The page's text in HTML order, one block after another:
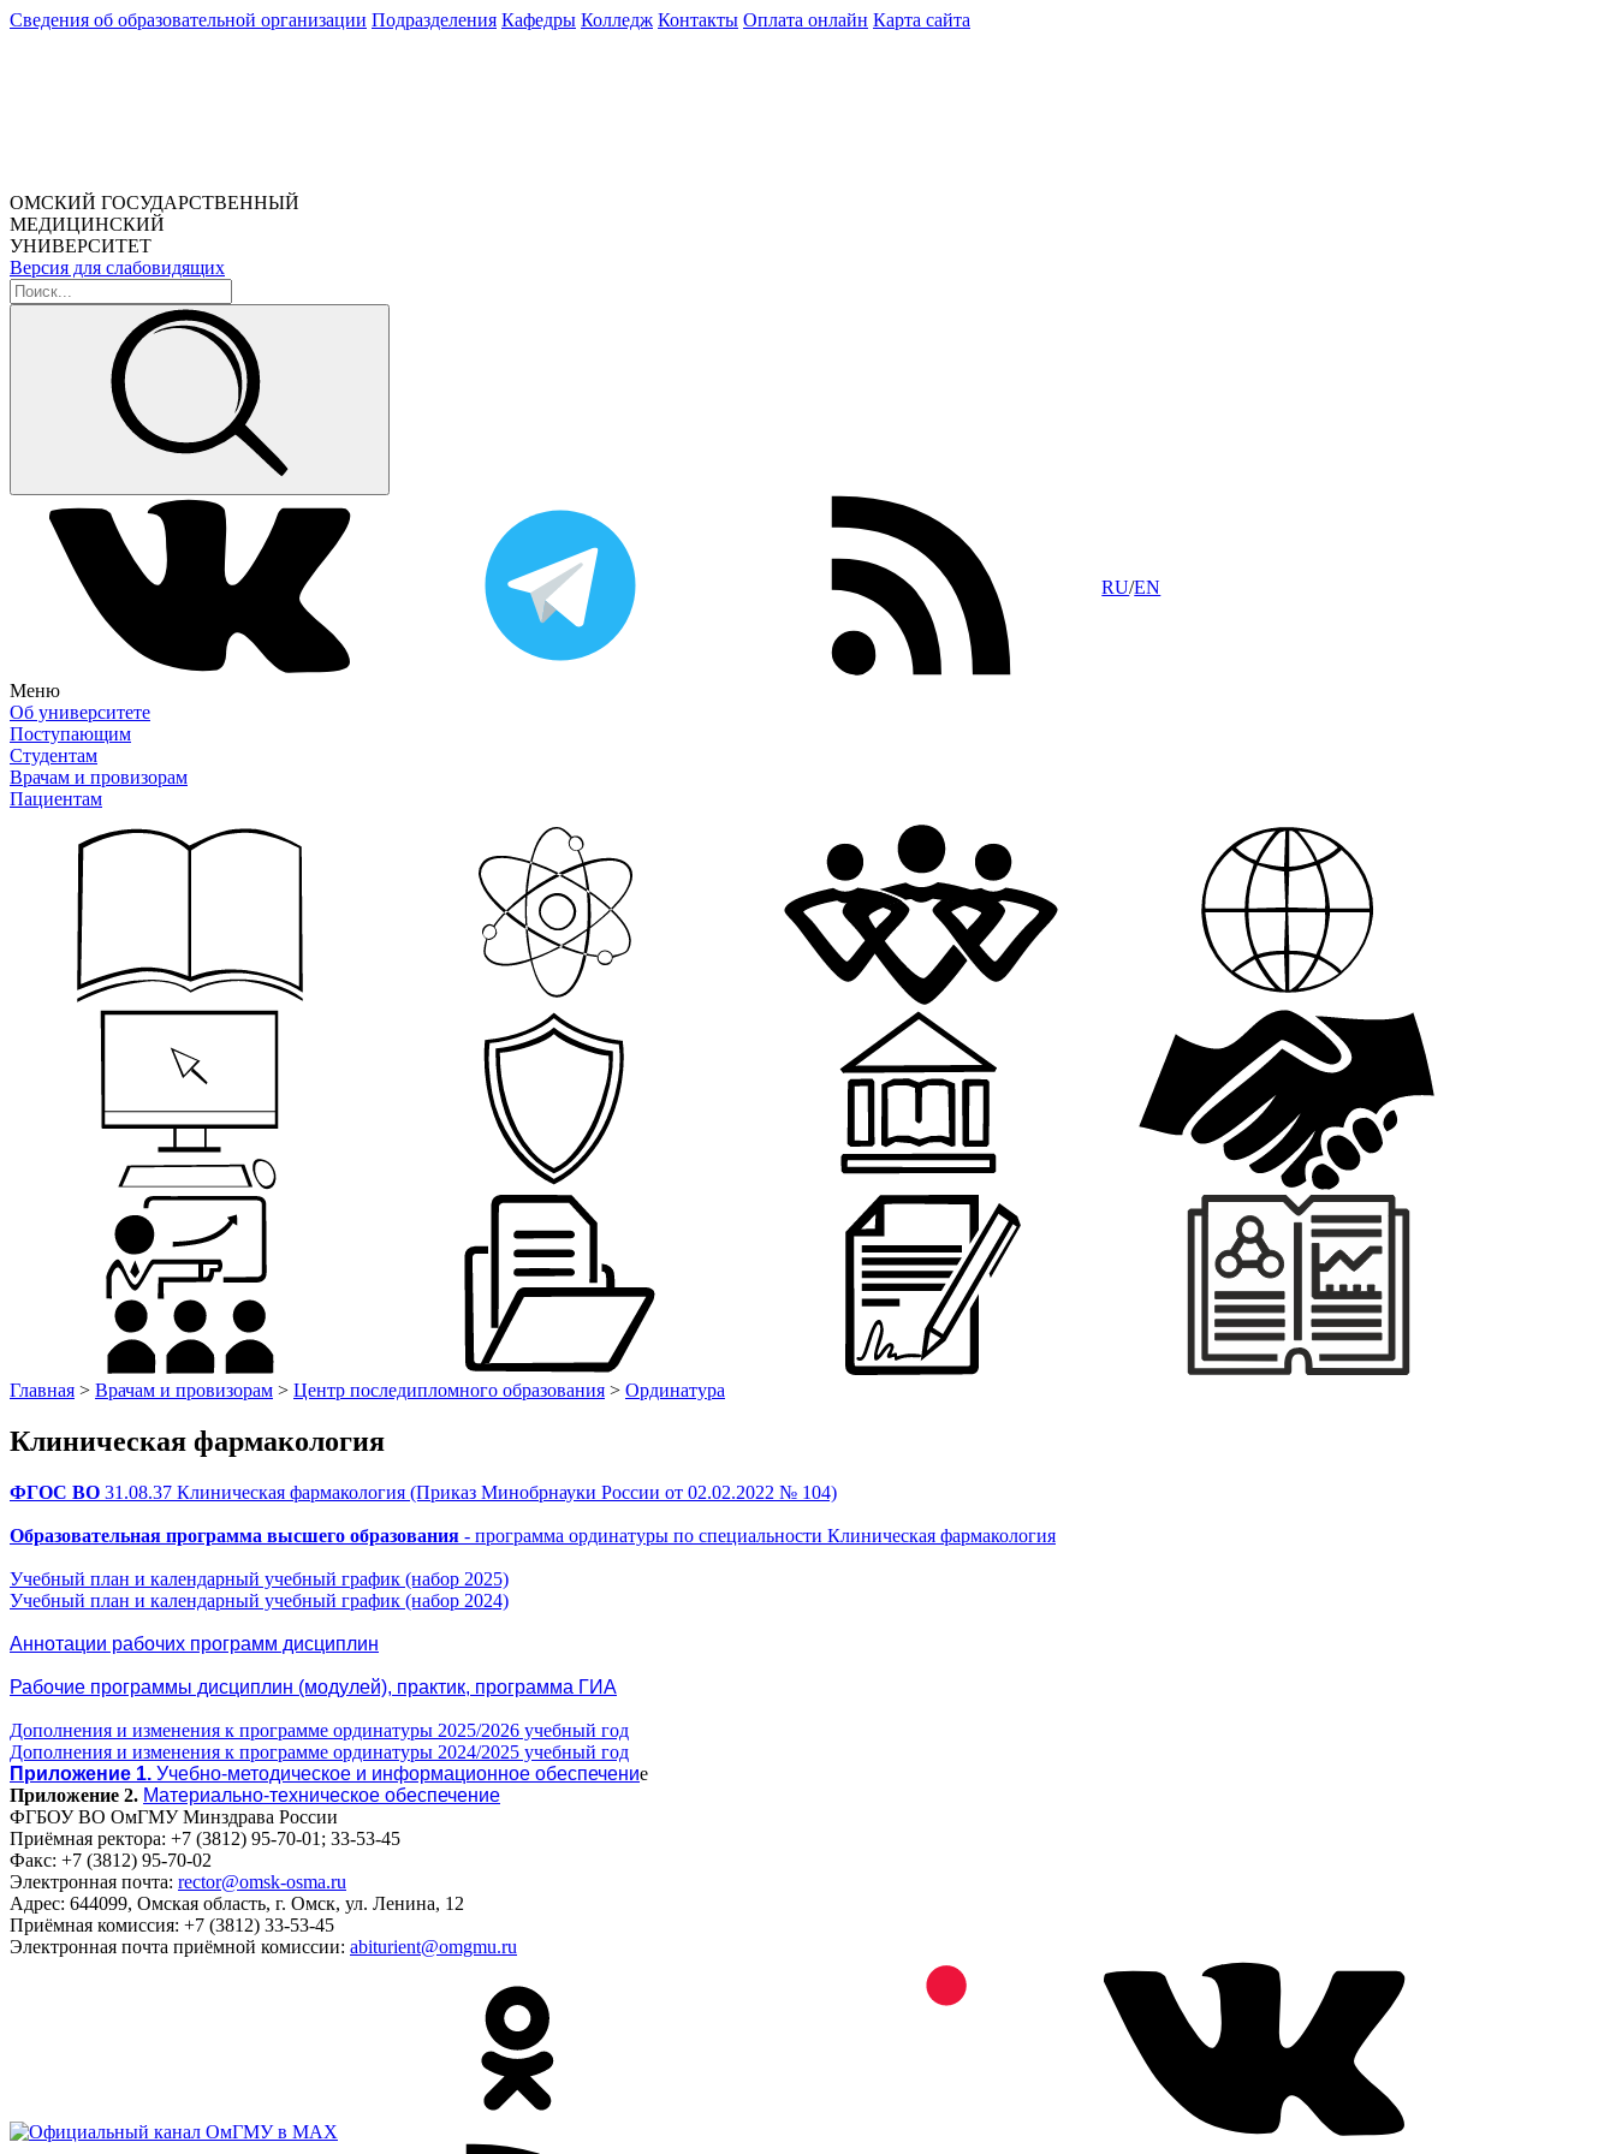
Сведения об образовательной организации Подразделения Кафедры Колледж Контакты Оплата онлайн Карта сайта
ОМСКИЙ ГОСУДАРСТВЕННЫЙ
МЕДИЦИНСКИЙ
УНИВЕРСИТЕТ
Версия для слабовидящих
RU/EN
Меню
Об университете
Поступающим
Студентам
Врачам и провизорам
Пациентам
Главная > Врачам и провизорам > Центр последипломного образования > Ординатура
Клиническая фармакология
ФГОС ВО 31.08.37 Клиническая фармакология (Приказ Минобрнауки России от 02.02.2022 № 104)
Образовательная программа высшего образования - программа ординатуры по специальности Клиническая фармакология
Учебный план и календарный учебный график (набор 2025)
Учебный план и календарный учебный график (набор 2024)
Аннотации рабочих программ дисциплин
Рабочие программы дисциплин (модулей), практик, программа ГИА
Дополнения и изменения к программе ординатуры 2025/2026 учебный год
Дополнения и изменения к программе ординатуры 2024/2025 учебный год
Приложение 1. Учебно-методическое и информационное обеспечение
Приложение 2. Материально-техническое обеспечение
ФГБОУ ВО ОмГМУ Минздрава России
Приёмная ректора: +7 (3812) 95-70-01; 33-53-45
Факс: +7 (3812) 95-70-02
Электронная почта: rector@omsk-osma.ru
Адрес: 644099, Омская область, г. Омск, ул. Ленина, 12
Приёмная комиссия: +7 (3812) 33-53-45
Электронная почта приёмной комиссии: abiturient@omgmu.ru